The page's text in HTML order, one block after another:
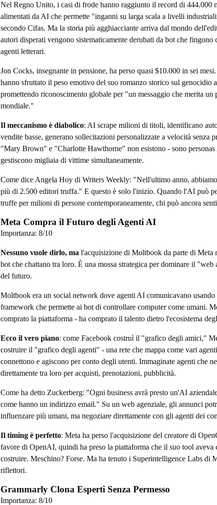
Nel Regno Unito, i casi di frode hanno raggiunto il record di 444.000
alimentati da AI che permette "inganni su larga scala a livelli
secondo Cifas. Ma la storia più agghiacciante arriva dal mondo
autori disperati vengono sistematicamente derubati da bot che fingono
agenti letterari.
Jon Cocks, insegnante in pensione, ha perso quasi $10.000 in sei
hanno sfruttato il peso emotivo del suo romanzo storico sul genocidio
promettendo riconoscimento globale per "un messaggio che merita un
mondiale."
Il meccanismo è diabolico: AI scrape milioni di titoli, identificano
vendite basse, generano sollecitazioni personalizzate a velocità senza
"Mary Brown" e "Charlotte Hawthorne" non esistono - sono
gestiscono migliaia di vittime simultaneamente.
Come dice Angela Hoy di Writers Weekly: "Nell'ultimo anno,
più di 2.500 editori truffa." E questo è solo l'inizio. Quando l'AI può
truffe per milioni di persone contemporaneamente, chi può ancora
Meta Compra il Futuro degli Agenti AI
Importanza: 8/10
Nessuno vuole dirlo, ma l'acquisizione di Moltbook da parte di Meta
bot che chattano tra loro. È una mossa strategica per dominare il "web
del futuro.
Moltbook era un social network dove agenti AI comunicavano
framework che permette ai bot di controllare computer come umani.
comprato la piattaforma - ha comprato il talento dietro l'ecosistema
Ecco il vero piano: come Facebook costruì il "grafico degli amici,"
costruire il "grafico degli agenti" - una rete che mappa come vari
connettono e agiscono per conto degli utenti. Immaginate agenti che
direttamente tra loro per acquisti, prenotazioni, pubblicità.
Come ha detto Zuckerberg: "Ogni business avrà presto un'AI
come hanno un indirizzo email." Su un web agenziale, gli annunci
influenzare più umani, ma negoziare direttamente con gli agenti dei
Il timing è perfetto: Meta ha perso l'acquisizione del creatore di
favore di OpenAI, quindi ha preso la piattaforma che il suo tool aveva
costruire. Meschino? Forse. Ma ha tenuto i Superintelligence Labs di
riflettori.
Grammarly Clona Esperti Senza Permesso
Importanza: 8/10